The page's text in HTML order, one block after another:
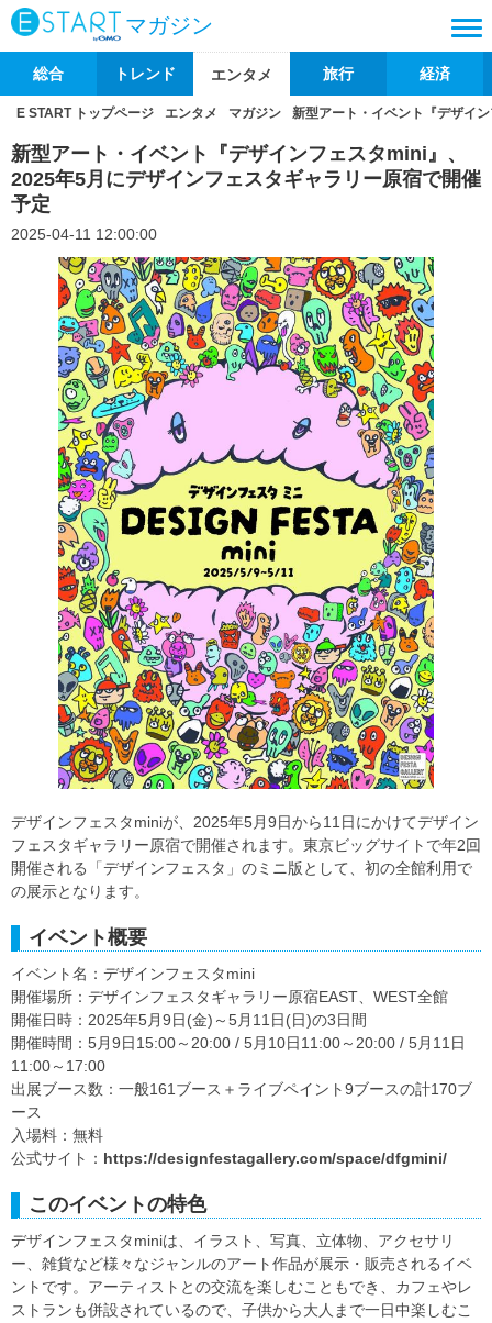
マガジン
総合 トレンド エンタメ 旅行 経済
E START トップページ エンタメ マガジン 新型アート・イベント『デザイ
新型アート・イベント『デザインフェスタmini』、
2025年5月にデザインフェスタギャラリー原宿で開催
予定
2025-04-11 12:00:00
デザインフェスタminiが、2025年5月9日から11日にかけてデザイン
フェスタギャラリー原宿で開催されます。東京ビッグサイトで年2回
開催される「デザインフェスタ」のミニ版として、初の全館利用で
の展示となります。
イベント概要
イベント名：デザインフェスタmini
開催場所：デザインフェスタギャラリー原宿EAST、WEST全館
開催日時：2025年5月9日(金)～5月11日(日)の3日間
開催時間：5月9日15:00～20:00 / 5月10日11:00～20:00 / 5月11日
11:00～17:00
出展ブース数：一般161ブース＋ライブペイント9ブースの計170ブ
ース
入場料：無料
公式サイト： https://designfestagallery.com/space/dfgmini/
このイベントの特色
デザインフェスタminiは、イラスト、写真、立体物、アクセサリ
ー、雑貨など様々なジャンルのアート作品が展示・販売されるイベ
ントです。アーティストとの交流を楽しむこともでき、カフェやレ
ストランも併設されているので、子供から大人まで一日中楽しむこ